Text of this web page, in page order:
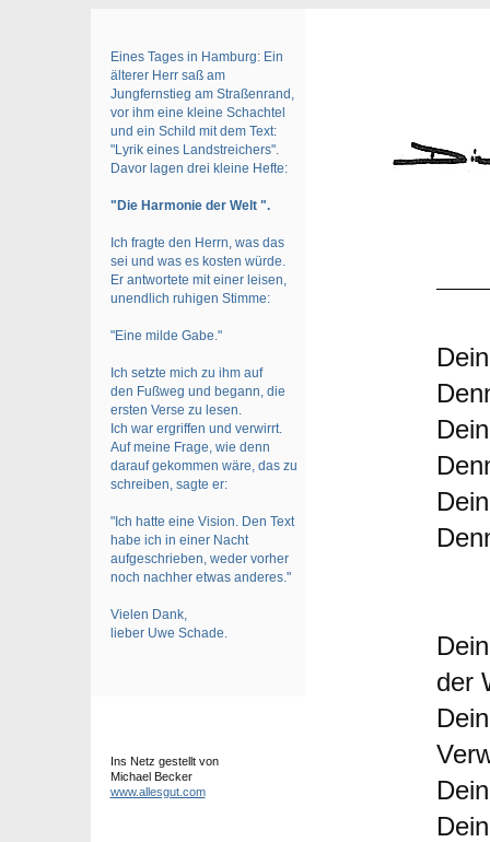
Eines Tages in Hamburg: Ein
älterer Herr saß am
Jungfernstieg am Straßenrand,
vor ihm eine kleine Schachtel
und ein Schild mit dem Text:
"Lyrik eines Landstreichers".
Davor lagen drei kleine Hefte:
"Die Harmonie der Welt ".
Ich fragte den Herrn, was das
sei und was es kosten würde.
Er antwortete mit einer leisen,
unendlich ruhigen Stimme:
"Eine milde Gabe."
Ich setzte mich zu ihm auf
den Fußweg und begann, die
ersten Verse zu lesen.
Ich war ergriffen und verwirrt.
Auf meine Frage, wie denn
darauf gekommen wäre, das zu
schreiben, sagte er:
"Ich hatte eine Vision. Den Text
habe ich in einer Nacht
aufgeschrieben, weder vorher
noch nachher etwas anderes."
Vielen Dank,
lieber Uwe Schade.
Ins Netz gestellt von
Michael Becker
www.allesgut.com
der